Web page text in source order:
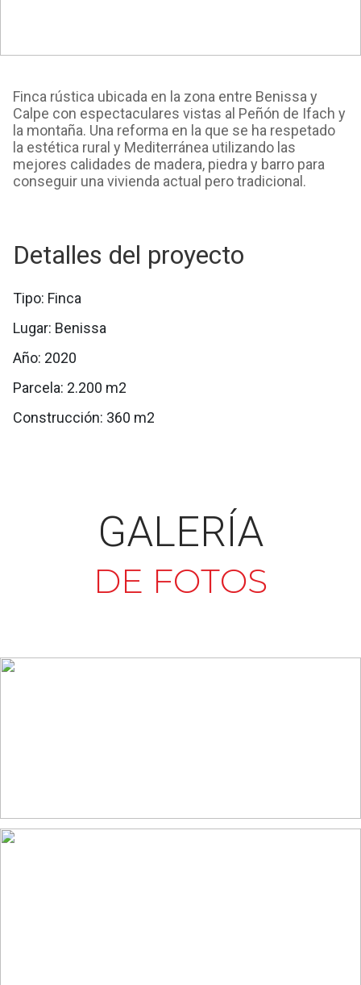
Finca rústica ubicada en la zona entre Benissa y
Calpe con espectaculares vistas al Peñón de Ifach y
la montaña. Una reforma en la que se ha respetado
la estética rural y Mediterránea utilizando las
mejores calidades de madera, piedra y barro para
conseguir una vivienda actual pero tradicional.
Detalles del proyecto
Tipo: Finca
Lugar: Benissa
Año: 2020
Parcela: 2.200 m2
Construcción: 360 m2
GALERÍA
DE FOTOS